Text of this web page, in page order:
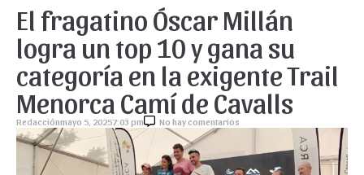
El fragatino Óscar Millán
logra un top 10 y gana su
categoría en la exigente Trail
Menorca Camí de Cavalls
Redacciónmayo 5, 20257:03 pm No hay comentarios